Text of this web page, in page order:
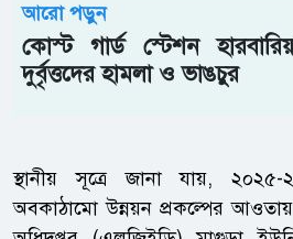
আরো পড়ুন
কোস্ট গার্ড স্টেশন
দুর্বৃত্তদের হামলা ও ভাঙচুর
স্থানীয় সূত্রে জানা যায়, ২০২৫-
অবকাঠামো উন্নয়ন প্রকল্পের